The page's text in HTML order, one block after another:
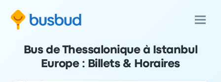
Bus de Thessalonique à Istanbul
Europe : Billets & Horaires